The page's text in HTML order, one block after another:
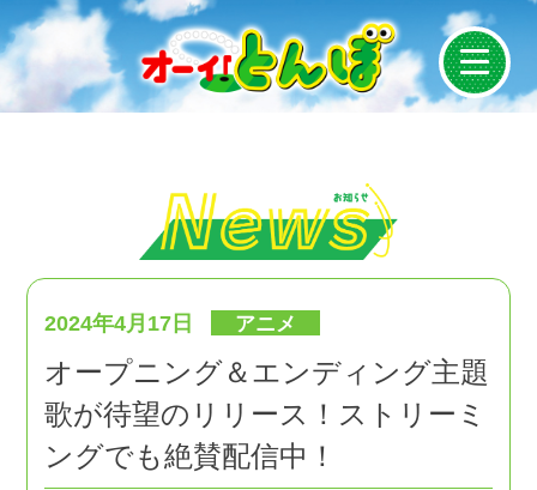
On Air
Introduction
Story
Staff/Cast
2024年4月17日 アニメ
オープニング＆エンディング主題
歌が待望のリリース！ストリーミ
ングでも絶賛配信中！